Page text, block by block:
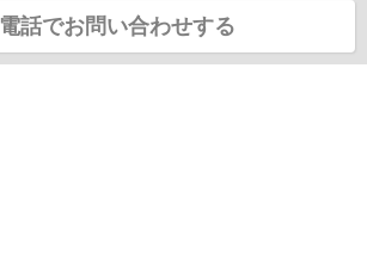
電話でお問い合わせする